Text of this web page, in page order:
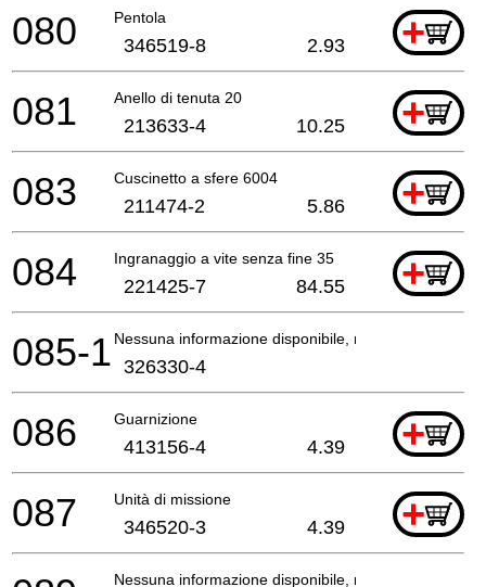
Pentola +
080 346519-8 2.93
Anello di tenuta 20 +
081 213633-4 10.25
Cuscinetto a sfere 6004 +
083 211474-2 5.86
Ingranaggio a vite senza fine 35 +
084 221425-7 84.55
Nessuna informazione disponibile, non ordinabile
085-1 326330-4
Guarnizione +
086 413156-4 4.39
Unità di missione +
087 346520-3 4.39
Nessuna informazione disponibile, non ordinabile